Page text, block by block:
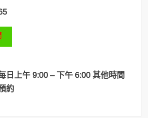
日上午 9:00 – 下午 6:00 其他時間
約